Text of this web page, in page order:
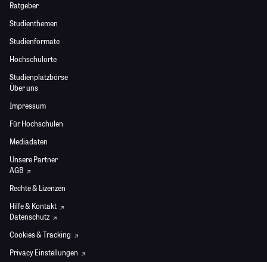
Ratgeber
Studienthemen
Studienformate
Hochschulorte
Studienplatzbörse
Über uns
Impressum
Für Hochschulen
Mediadaten
Unsere Partner
AGB
Rechte & Lizenzen
Hilfe & Kontakt
Datenschutz
Cookies & Tracking
Privacy Einstellungen